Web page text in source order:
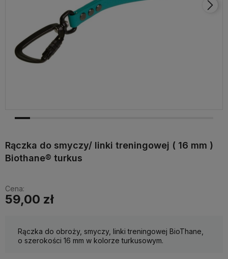
Rączka do smyczy/ linki treningowej ( 16 mm )
Biothane® turkus
Cena:
59,00 zł
Rączka do obroży, smyczy, linki treningowej BioThane,
o szerokości 16 mm w kolorze turkusowym.